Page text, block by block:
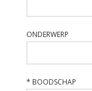
ONDERWERP
* BOODSCHAP